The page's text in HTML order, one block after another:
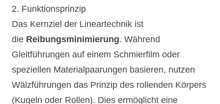
2. Funktionsprinzip
Das Kernziel der Lineartechnik ist
die Reibungsminimierung. Während
Gleitführungen auf einem Schmierfilm oder
speziellen Materialpaarungen basieren, nutzen
Wälzführungen das Prinzip des rollenden Körpers
(Kugeln oder Rollen). Dies ermöglicht eine